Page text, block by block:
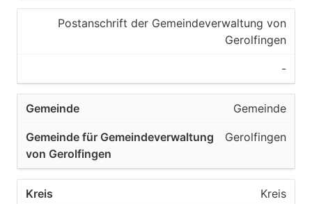
Postanschrift der Gemeindeverwaltung von
Gerolfingen
-
Gemeinde
Gerolfingen
Kreis